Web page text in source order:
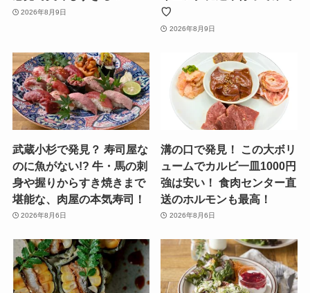
2026年8月9日
♡
2026年8月9日
武蔵小杉で発見？ 寿司屋な
のに魚がない!? 牛・馬の刺
身や握りからすき焼きまで
堪能な、肉屋の本気寿司！
2026年8月6日
溝の口で発見！ この大ボリ
ュームでカルビ一皿1000円
強は安い！ 食肉センター直
送のホルモンも最高！
2026年8月6日